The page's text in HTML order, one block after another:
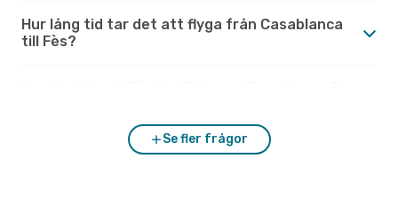
Hur lång tid tar det att flyga från Casablanca
till Fès?
Se fler frågor